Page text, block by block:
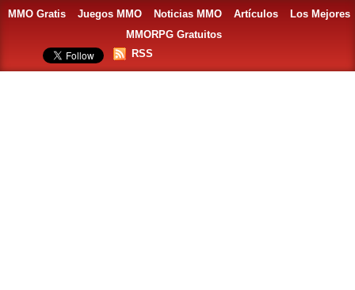
MMO Gratis Juegos MMO Noticias MMO Artículos
Los Mejores
MMORPG Gratuitos
RSS